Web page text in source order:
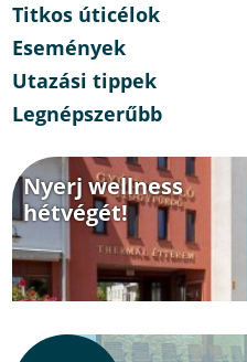
Titkos úticélok
Események
Utazási tippek
Legnépszerűbb
Nyerj wellness
hétvégét!